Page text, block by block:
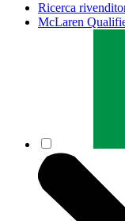
Ricerca
McLaren